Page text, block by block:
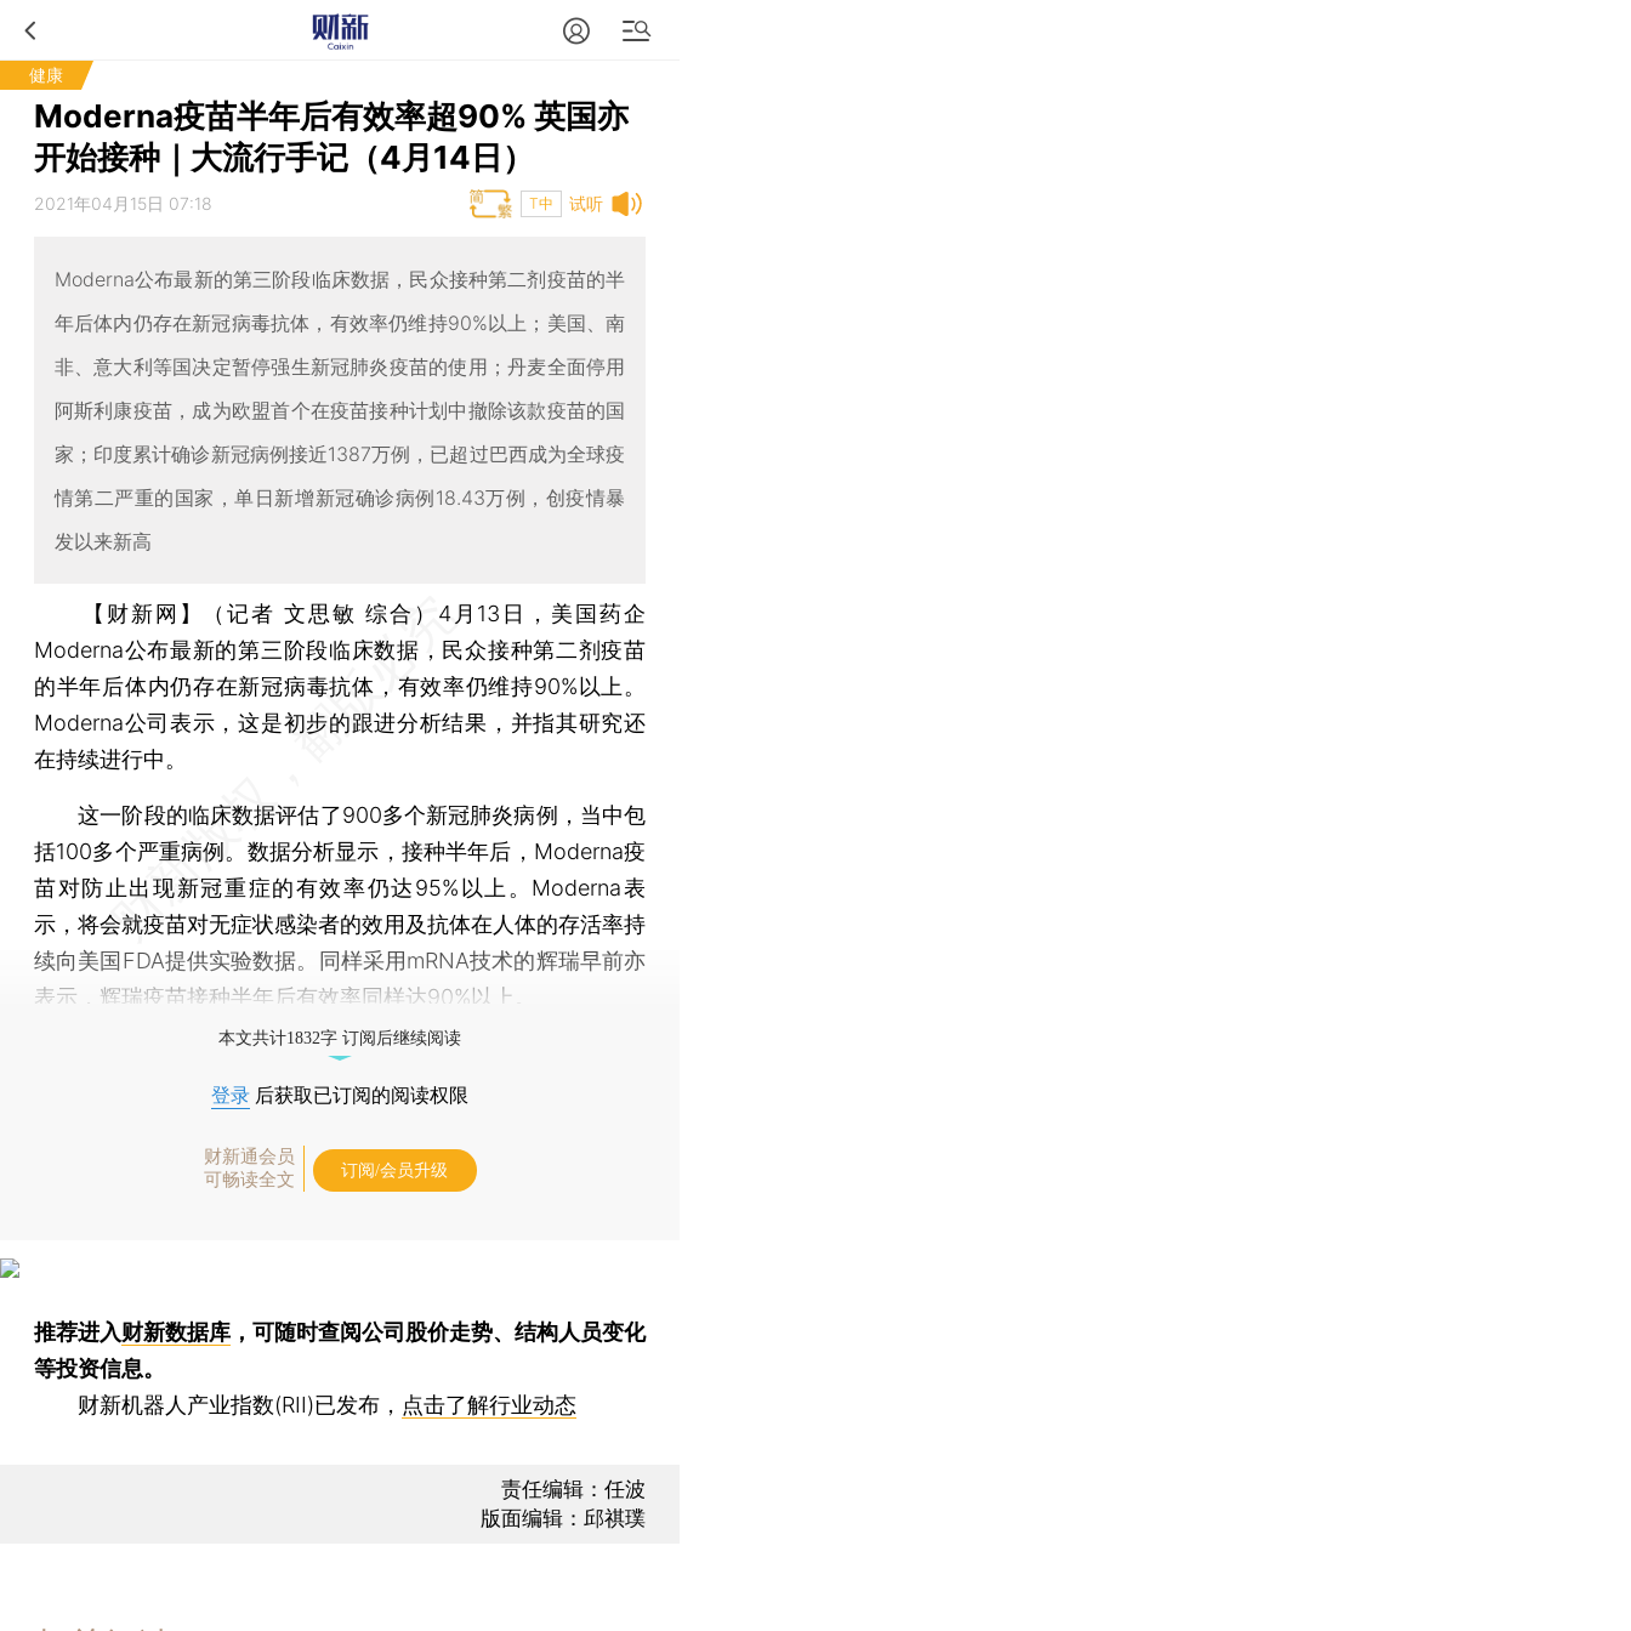
健康
Moderna疫苗半年后有效率超90% 英国亦
开始接种｜大流行手记（4月14日）
试听
2021年04月15日 07:18 T中
Moderna公布最新的第三阶段临床数据，民众接种第二剂疫苗的半
年后体内仍存在新冠病毒抗体，有效率仍维持90%以上；美国、南
非、意大利等国决定暂停强生新冠肺炎疫苗的使用；丹麦全面停用
阿斯利康疫苗，成为欧盟首个在疫苗接种计划中撤除该款疫苗的国
家；印度累计确诊新冠病例接近1387万例，已超过巴西成为全球疫
情第二严重的国家，单日新增新冠确诊病例18.43万例，创疫情暴
发以来新高
【财新网】（记者 文思敏 综合） 4月13日，美国药企
Moderna公布最新的第三阶段临床数据，民众接种第二剂疫苗
的半年后体内仍存在新冠病毒抗体，有效率仍维持90%以上。
Moderna公司表示，这是初步的跟进分析结果，并指其研究还
在持续进行中。
这一阶段的临床数据评估了900多个新冠肺炎病例，当中包
括100多个严重病例。数据分析显示，接种半年后，Moderna疫
苗对防止出现新冠重症的有效率仍达95%以上。Moderna表
示，将会就疫苗对无症状感染者的效用及抗体在人体的存活率持
续向美国FDA提供实验数据。同样采用mRNA技术的辉瑞早前亦
表示，辉瑞疫苗接种半年后有效率同样达90%以上。
本文共计1832字 订阅后继续阅读
登录 后获取已订阅的阅读权限
财新通会员
可畅读全文
订阅/会员升级
推荐进入财新数据库 ，可随时查阅公司股价走势、结构人员变化
等投资信息。
财新机器人产业指数(RII)已发布， 点击了解行业动态
责任编辑：任波
版面编辑：邱祺璞